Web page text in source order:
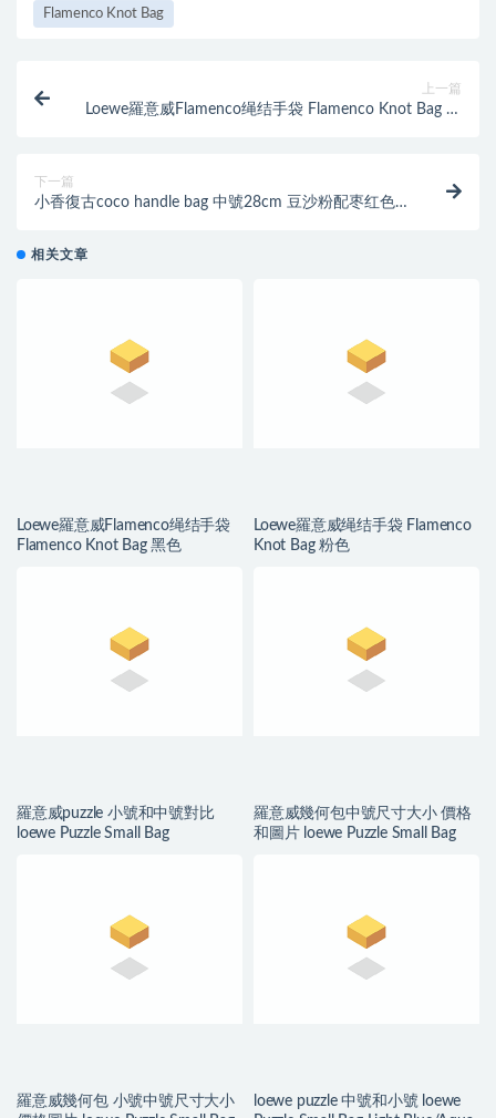
Flamenco Knot Bag
上一篇
Loewe羅意威Flamenco绳结手袋 Flamenco Knot Bag 黑
下一篇
小香復古coco handle bag 中號28cm 豆沙粉配枣红色蜥
相关文章
Loewe羅意威Flamenco绳结手袋
Flamenco Knot Bag 黑色
Loewe羅意威绳结手袋 Flamenco
Knot Bag 粉色
羅意威puzzle 小號和中號對比
loewe Puzzle Small Bag
羅意威幾何包中號尺寸大小 價格
和圖片 loewe Puzzle Small Bag
羅意威幾何包 小號中號尺寸大小
loewe puzzle 中號和小號 loewe